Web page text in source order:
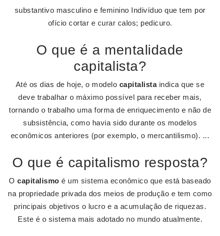
substantivo masculino e feminino Indivíduo que tem por
ofício cortar e curar calos; pedicuro.
O que é a mentalidade
capitalista?
Até os dias de hoje, o modelo capitalistaindica que se
deve trabalhar o máximo possível para receber mais,
tornando o trabalho uma forma de enriquecimento e não de
subsistência, como havia sido durante os modelos
econômicos anteriores (por exemplo, o mercantilismo). ...
O que é capitalismo resposta?
Ocapitalismo é um sistema econômico que está baseado
na propriedade privada dos meios de produção e tem como
principais objetivos o lucro e a acumulação de riquezas.
Este é o sistema mais adotado no mundo atualmente.